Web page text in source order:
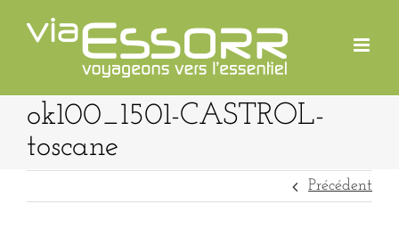
contenu
ok100_1501-CASTROL-
toscane
Précédent